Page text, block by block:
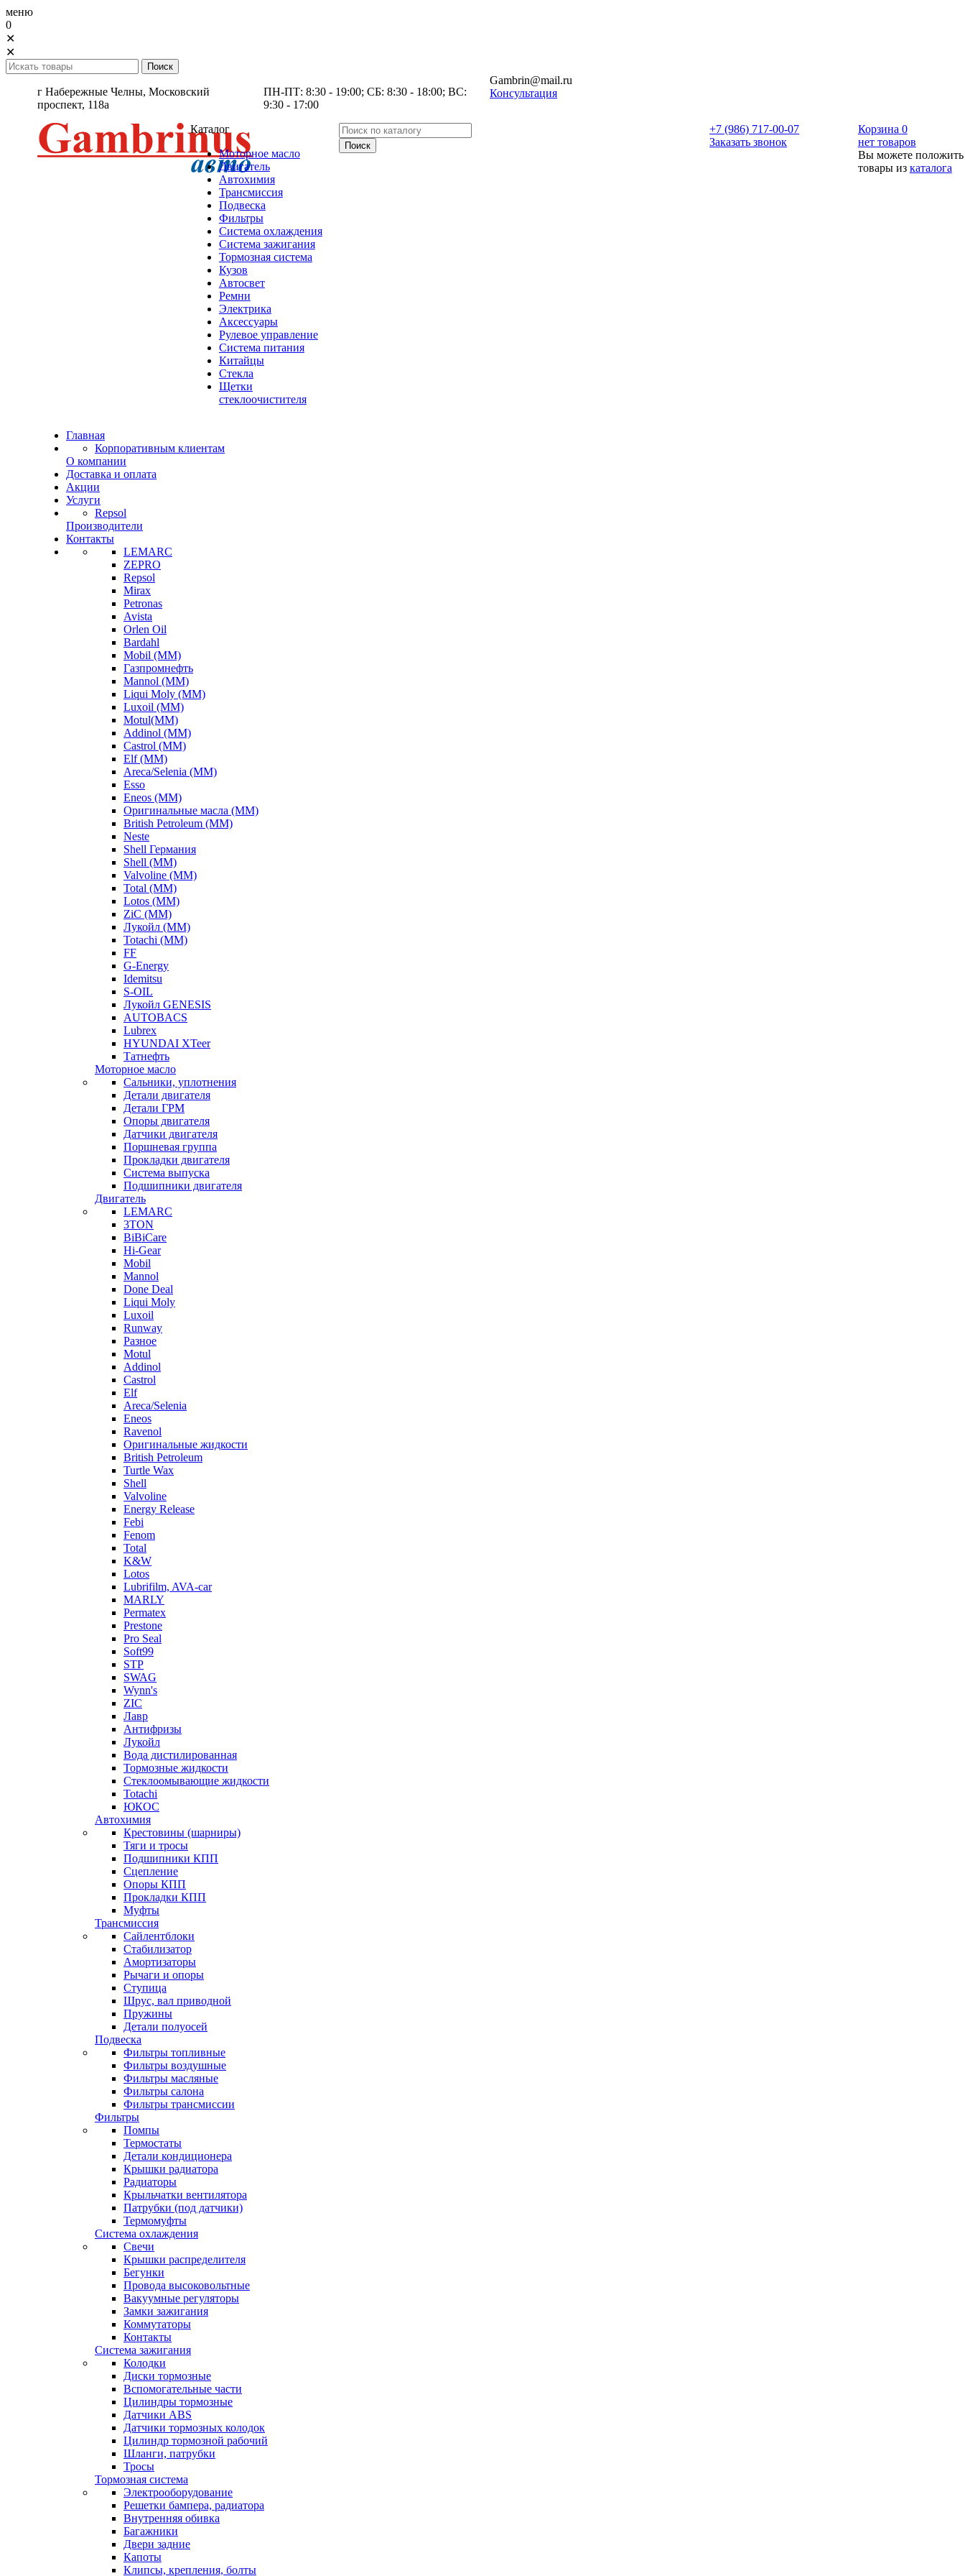
меню
0
✕
✕
г Набережные Челны, Московский
проспект, 118а
ПН-ПТ: 8:30 - 19:00; СБ: 8:30 - 18:00; ВС:
9:30 - 17:00
Gambrin@mail.ru
Консультация
Каталог
Моторное масло
Двигатель
Автохимия
Трансмиссия
Подвеска
Фильтры
Система охлаждения
Система зажигания
Тормозная система
Кузов
Автосвет
Ремни
Электрика
Аксессуары
Рулевое управление
Система питания
Китайцы
Стекла
Щетки
стеклоочистителя
+7 (986) 717-00-07
Заказать звонок
Корзина 0
нет товаров
Вы можете положить
товары из каталога
Главная
Корпоративным клиентам
О компании
Доставка и оплата
Акции
Услуги
Repsol
Производители
Контакты
LEMARC
ZEPRO
Repsol
Mirax
Petronas
Avista
Orlen Oil
Bardahl
Mobil (ММ)
Газпромнефть
Mannol (ММ)
Liqui Moly (ММ)
Luxoil (ММ)
Motul(ММ)
Addinol (ММ)
Castrol (ММ)
Elf (ММ)
Areca/Selenia (ММ)
Esso
Eneos (ММ)
Оригинальные масла (ММ)
British Petroleum (ММ)
Neste
Shell Германия
Shell (ММ)
Valvoline (ММ)
Total (ММ)
Lotos (ММ)
ZiC (ММ)
Лукойл (ММ)
Totachi (MM)
FF
G-Energy
Idemitsu
S-OIL
Лукойл GENESIS
AUTOBACS
Lubrex
HYUNDAI XTeer
Татнефть
Моторное масло
Сальники, уплотнения
Детали двигателя
Детали ГРМ
Опоры двигателя
Датчики двигателя
Поршневая группа
Прокладки двигателя
Система выпуска
Подшипники двигателя
Двигатель
LEMARC
3TON
BiBiCare
Hi-Gear
Mobil
Mannol
Done Deal
Liqui Moly
Luxoil
Runway
Разное
Motul
Addinol
Castrol
Elf
Areca/Selenia
Eneos
Ravenol
Оригинальные жидкости
British Petroleum
Turtle Wax
Shell
Valvoline
Energy Release
Febi
Fenom
Total
K&W
Lotos
Lubrifilm, AVA-car
MARLY
Permatex
Prestone
Pro Seal
Soft99
STP
SWAG
Wynn's
ZIC
Лавр
Антифризы
Лукойл
Вода дистилированная
Тормозные жидкости
Стеклоомывающие жидкости
Totachi
ЮКОС
Автохимия
Крестовины (шарниры)
Тяги и тросы
Подшипники КПП
Сцепление
Опоры КПП
Прокладки КПП
Муфты
Трансмиссия
Сайлентблоки
Стабилизатор
Амортизаторы
Рычаги и опоры
Ступица
Шрус, вал приводной
Пружины
Детали полуосей
Подвеска
Фильтры топливные
Фильтры воздушные
Фильтры масляные
Фильтры салона
Фильтры трансмиссии
Фильтры
Помпы
Термостаты
Детали кондиционера
Крышки радиатора
Радиаторы
Крыльчатки вентилятора
Патрубки (под датчики)
Термомуфты
Система охлаждения
Свечи
Крышки распределителя
Бегунки
Провода высоковольтные
Вакуумные регуляторы
Замки зажигания
Коммутаторы
Контакты
Система зажигания
Колодки
Диски тормозные
Вспомогательные части
Цилиндры тормозные
Датчики ABS
Датчики тормозных колодок
Цилиндр тормозной рабочий
Шланги, патрубки
Тросы
Тормозная система
Электрооборудование
Решетки бампера, радиатора
Внутренняя обивка
Багажники
Двери задние
Капоты
Клипсы, крепления, болты